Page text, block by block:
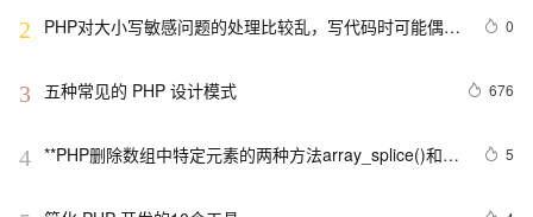
2
PHP对大小写敏感问题的处理比较乱，写代码时可能偶尔
0
3 五种常见的 PHP 设计模式 676
4 **PHP删除数组中特定元素的两种方法array_splice()和
5